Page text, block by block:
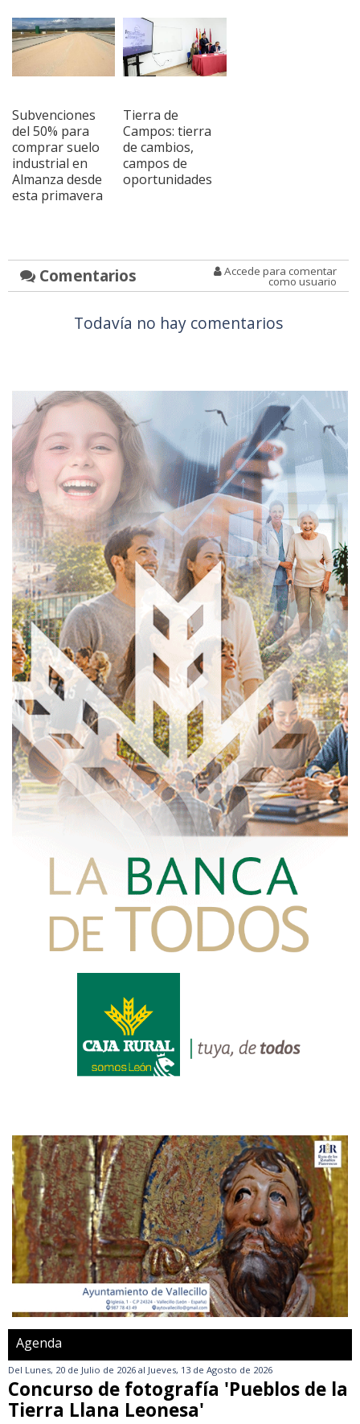
Subvenciones
del 50% para
comprar suelo
industrial en
Almanza desde
esta primavera
Tierra de
Campos: tierra
de cambios,
campos de
oportunidades
Comentarios Accede para comentar
como usuario
Todavía no hay comentarios
Agenda
Del Lunes, 20 de Julio de 2026 al Jueves, 13 de Agosto de 2026
Concurso de fotografía 'Pueblos de la
Tierra Llana Leonesa'